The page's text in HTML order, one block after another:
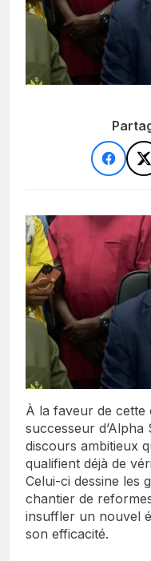
À la faveur de cette
successeur
discours ambitieux
qualifient déjà de
Celui-ci dessine les
chantier de
insuffler un nouvel
son efficacité.